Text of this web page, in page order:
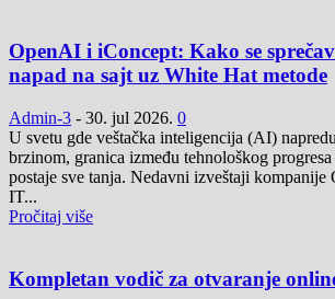
OpenAI i iConcept: Kako se
napad na sajt uz White Hat metode
Admin-3 - 30. jul 2026. 0
U svetu gde veštačka inteligencija (AI)
brzinom, granica između tehnološkog progresa
postaje sve tanja. Nedavni izveštaji
IT...
Pročitaj više
Kompletan vodič za otvaranje